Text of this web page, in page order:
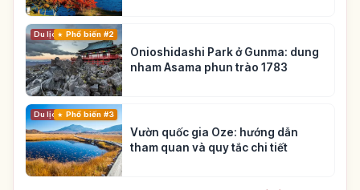
Du lịch Phổ biến #2
Onioshidashi Park ở Gunma: dung
nham Asama phun trào 1783
Du lịch Phổ biến #3
Vườn quốc gia Oze: hướng dẫn
tham quan và quy tắc chi tiết